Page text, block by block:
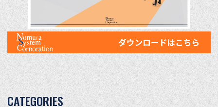
CATEGORIES